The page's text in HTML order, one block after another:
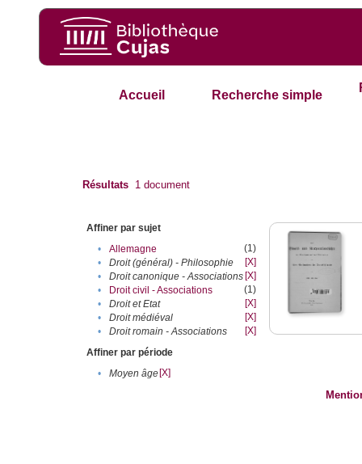
Accueil Recherche simple
Résultats 1 document
Affiner par sujet
•
Allemagne
(1)
•
Droit (général) - Philosophie
[X]
•
Droit canonique - Associations [X]
•
Droit civil - Associations
(1)
•
Droit et Etat
[X]
•
Droit médiéval
[X]
•
Droit romain - Associations
[X]
Affiner par période
•
Moyen âge[X]